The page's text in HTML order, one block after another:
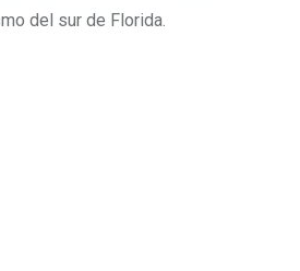
del sur de Florida.